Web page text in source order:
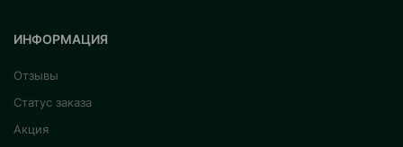
ИНФОРМАЦИЯ
Отзывы
Статус заказа
Акция